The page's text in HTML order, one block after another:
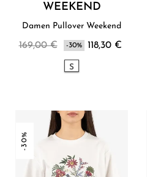
WEEKEND
Damen Pullover Weekend
169,00 € -30% 118,30 €
S
-30%